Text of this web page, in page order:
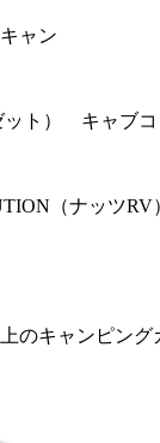
ャン
ット） キャブコ
（ナッツ
のキャンピン